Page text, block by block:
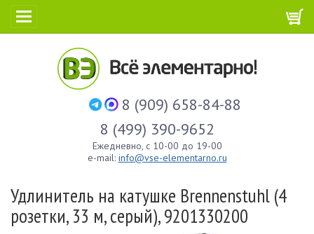
8 (909) 658-84-88
8 (499) 390-9652
Ежедневно, с 10-00 до 19-00
e-mail: info@vse-elementarno.ru
Удлинитель на катушке Brennenstuhl (4
розетки, 33 м, серый), 9201330200